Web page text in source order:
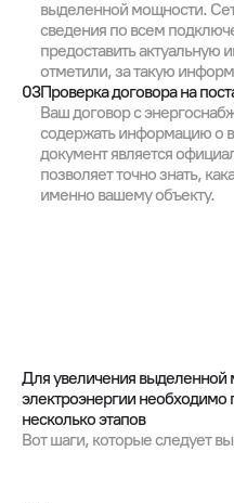
выделенной мощности.
сведения по всем
предоставить
отметили, за такую
03Проверка договора на
Ваш договор с
содержать информацию о
документ является
позволяет точно знать,
именно вашему объекту.
Для увеличения выделенной
электроэнергии необходимо
несколько этапов
Вот шаги, которые следует